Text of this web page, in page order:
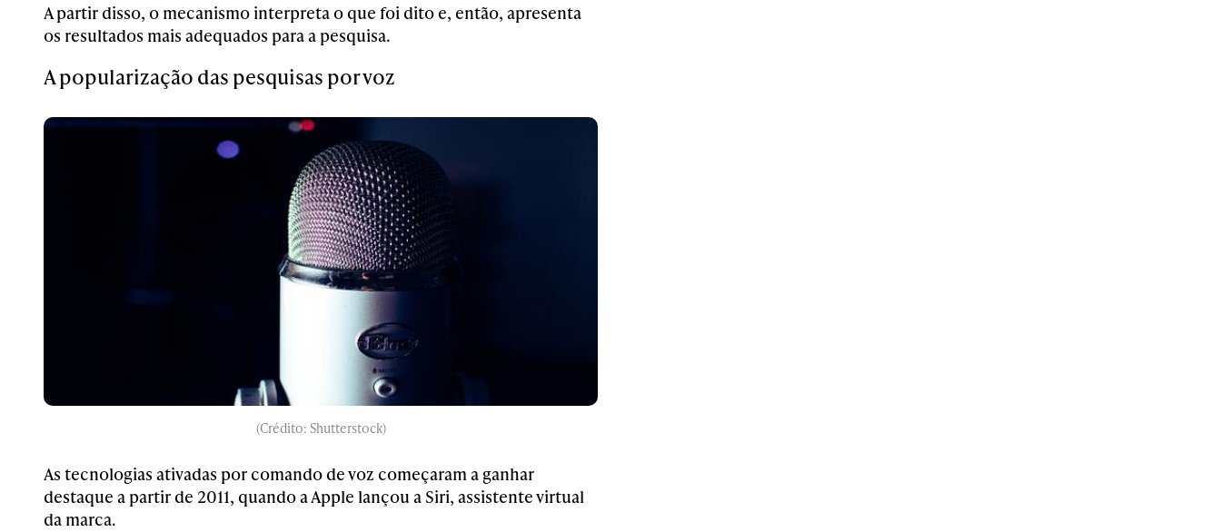
A partir disso, o mecanismo interpreta o que foi dito e, então, apresenta
os resultados mais adequados para a pesquisa.
A popularização das pesquisas por voz
(Crédito: Shutterstock)
As tecnologias ativadas por comando de voz começaram a ganhar
destaque a partir de 2011, quando a Apple lançou a Siri, assistente virtual
da marca.